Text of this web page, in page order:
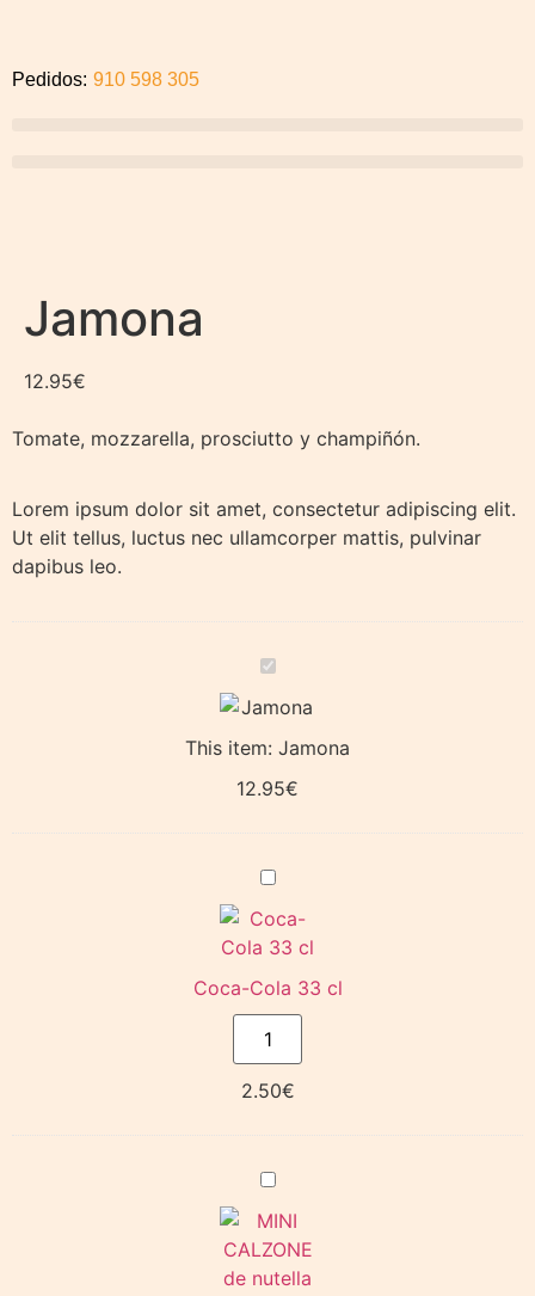
Pedidos: 910 598 305
Jamona
12.95€
Tomate, mozzarella, prosciutto y champiñón.
Lorem ipsum dolor sit amet, consectetur adipiscing elit.
Ut elit tellus, luctus nec ullamcorper mattis, pulvinar
dapibus leo.
Jamona
This item: Jamona
12.95€
Coca-
Cola
33
cl
Coca-Cola 33 cl
2.50€
MINI
CALZONE
de
nutella